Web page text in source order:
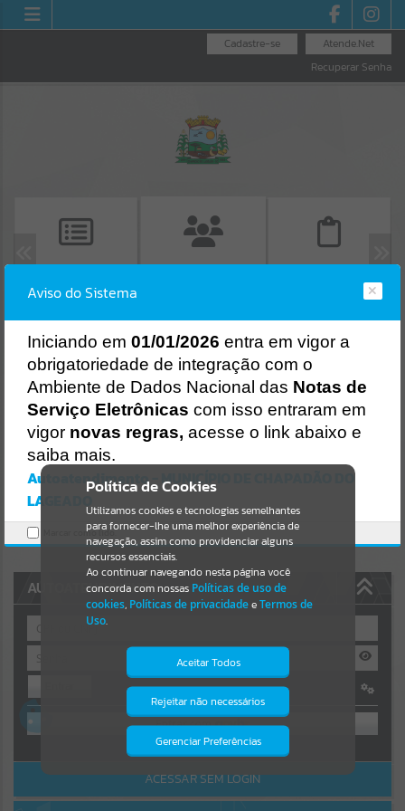
Atende.Net
Cadastre-se
Recuperar Senha
CONSULTA DE
PROTOCOLO
EMISSÃO DE CND
Resultados para""
Portais
Por favor, aguarde...
NOTÍCIAS
Por favor, aguarde...
Por favor, aguarde...
Por favor, aguarde...
AUTOATENDIMENTO
OU
Cadastre-se|Recuperar Senha
ACESSAR SEM LOGIN
Política de Cookies
Utilizamos cookies e tecnologias semelhantes
para fornecer-lhe uma melhor experiência de
navegação, assim como providenciar alguns
recursos essenciais.
Ao continuar navegando nesta página você
concorda com nossas Políticas de uso de
cookies, Políticas de privacidadeeTermos de
Uso.
Aceitar Todos
Rejeitar não necessários
Gerenciar Preferências
Isto significa que diversos recursos
providenciados poderão não estar
Aviso do Sistema
Iniciando em 01/01/2026 entra em vigor a
obrigatoriedade de integração com o
Ambiente de Dados Nacional das Notas de
Serviço Eletrônicas com isso entraram em
vigor novas regras, acesse o link abaixo e
saiba mais.
Autoatendimento - MUNICÍPIO DE CHAPADÃO DO
LAGEADO
Marcar como lido.
SISTEMA
Gerenciamento do Sistema
CÓDIGO DA MENSAGEM:EST-000040
Ocorreu um erro de script:
Uncaught SyntaxError: Unexpected token '('
https://chapadaodolageado.atende.net/cidadao/pagina/static/bundl
e/wpo_index_2_base_l2_portal_editores_sync_5d7eccd060ca92331
6fa1d5a6ac70ebc.js?v=72c3955a:47
Verificar Mais Detalhes